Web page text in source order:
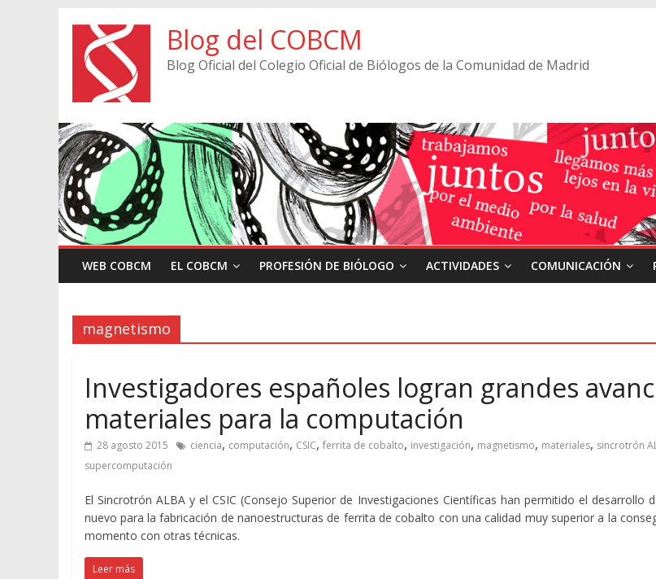
Blog del COBCM
Blog Oficial del Colegio Oficial de Biólogos de la Comunidad de Madrid
WEB COBCM EL COBCM PROFESIÓN DE BIÓLOGO ACTIVIDADES COMUNICACIÓN
magnetismo
Investigadores españoles logran grandes
materiales para la computación
28 agosto 2015 ciencia, computación, CSIC, ferrita de cobalto, investigación, magnetismo, materiales, sincrotrón
supercomputación
El Sincrotrón ALBA y el CSIC (Consejo Superior de Investigaciones Científicas han permitido el desarrollo
nuevo para la fabricación de nanoestructuras de ferrita de cobalto con una calidad muy superior a la
momento con otras técnicas.
Leer más